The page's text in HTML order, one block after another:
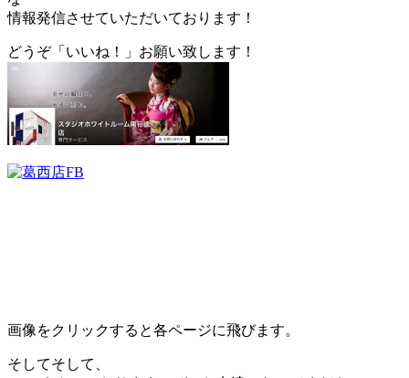
情報発信させていただいております！
どうぞ「いいね！」お願い致します！
画像をクリックすると各ページに飛びます。
そしてそして、